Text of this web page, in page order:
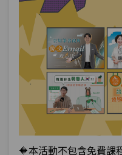
🔶本活動不包含免費課